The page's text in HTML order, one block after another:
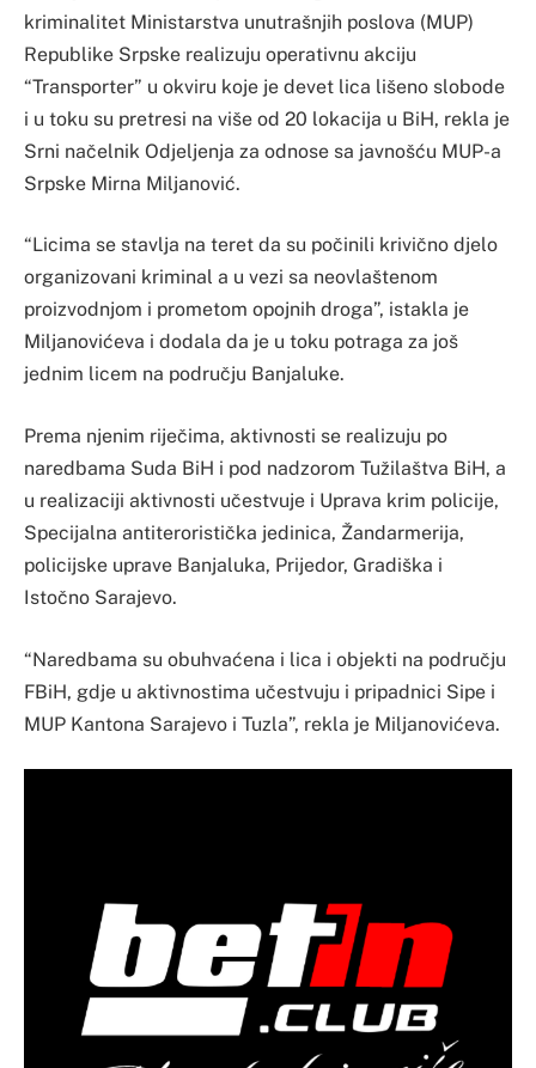
kriminalitet Ministarstva unutrašnjih poslova (MUP)
Republike Srpske realizuju operativnu akciju
“Transporter” u okviru koje je devet lica lišeno slobode
i u toku su pretresi na više od 20 lokacija u BiH, rekla je
Srni načelnik Odjeljenja za odnose sa javnošću MUP-a
Srpske Mirna Miljanović.
“Licima se stavlja na teret da su počinili krivično djelo
organizovani kriminal a u vezi sa neovlaštenom
proizvodnjom i prometom opojnih droga”, istakla je
Miljanovićeva i dodala da je u toku potraga za još
jednim licem na području Banjaluke.
Prema njenim riječima, aktivnosti se realizuju po
naredbama Suda BiH i pod nadzorom Tužilaštva BiH, a
u realizaciji aktivnosti učestvuje i Uprava krim policije,
Specijalna antiteroristička jedinica, Žandarmerija,
policijske uprave Banjaluka, Prijedor, Gradiška i
Istočno Sarajevo.
“Naredbama su obuhvaćena i lica i objekti na području
FBiH, gdje u aktivnostima učestvuju i pripadnici Sipe i
MUP Kantona Sarajevo i Tuzla”, rekla je Miljanovićeva.